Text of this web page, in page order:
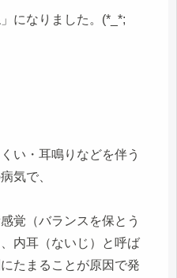
になりました。(*_*;
い・耳鳴りなどを伴う
気で、
覚（バランスを保とう
内耳（ないじ）と呼ば
たまることが原因で発